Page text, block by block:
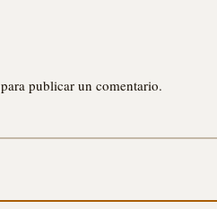
para publicar un comentario.